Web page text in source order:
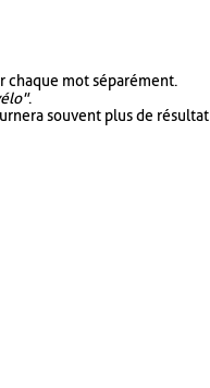
chaque mot séparément.
.
souvent plus de résultat